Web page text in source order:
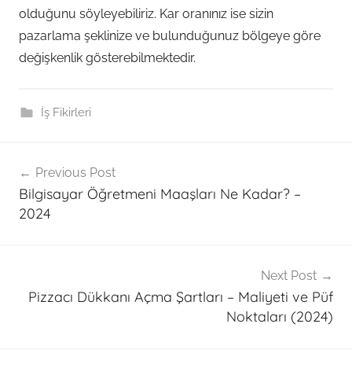
olduğunu söyleyebiliriz. Kar oranınız ise sizin
pazarlama şeklinize ve bulunduğunuz bölgeye göre
değişkenlik gösterebilmektedir.
İş Fikirleri
navigation
Previous Post
Bilgisayar Öğretmeni Maaşları Ne Kadar? –
2024
Next Post
Pizzacı Dükkanı Açma Şartları – Maliyeti ve Püf
Noktaları (2024)